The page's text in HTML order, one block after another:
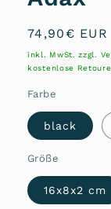
Normaler
Preis
74,90€ EUR
inkl. MwSt. zzgl.
kostenlose
Farbe
black
Größe
16x8x2 cm